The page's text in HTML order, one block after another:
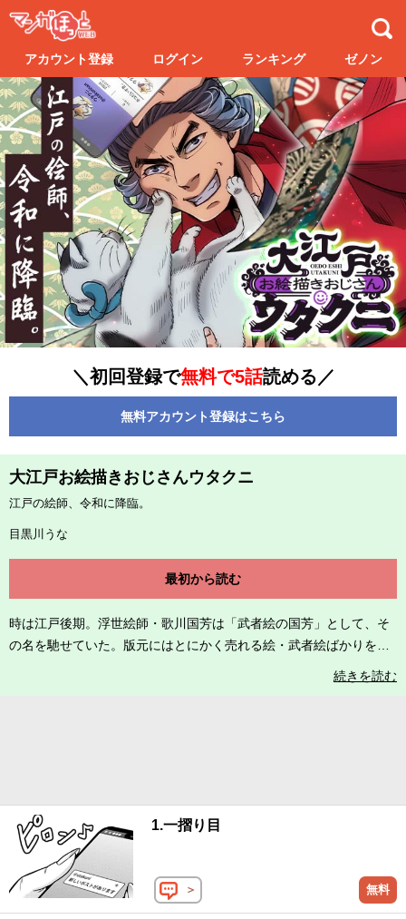
アカウント登録 ログイン ランキング ゼノン
＼初回登録で無料で5話読める／
無料アカウント登録はこちら
大江戸お絵描きおじさんウタクニ
江戸の絵師、令和に降臨。
目黒川うな
最初から読む
時は江戸後期。浮世絵師・歌川国芳は「武者絵の国芳」として、そ
の名を馳せていた。版元にはとにかく売れる絵・武者絵ばかりを求
められる国芳だったが、実のところ本人は大好きな猫の絵を描きた
続きを読む
1.一摺り目
＞ 無料